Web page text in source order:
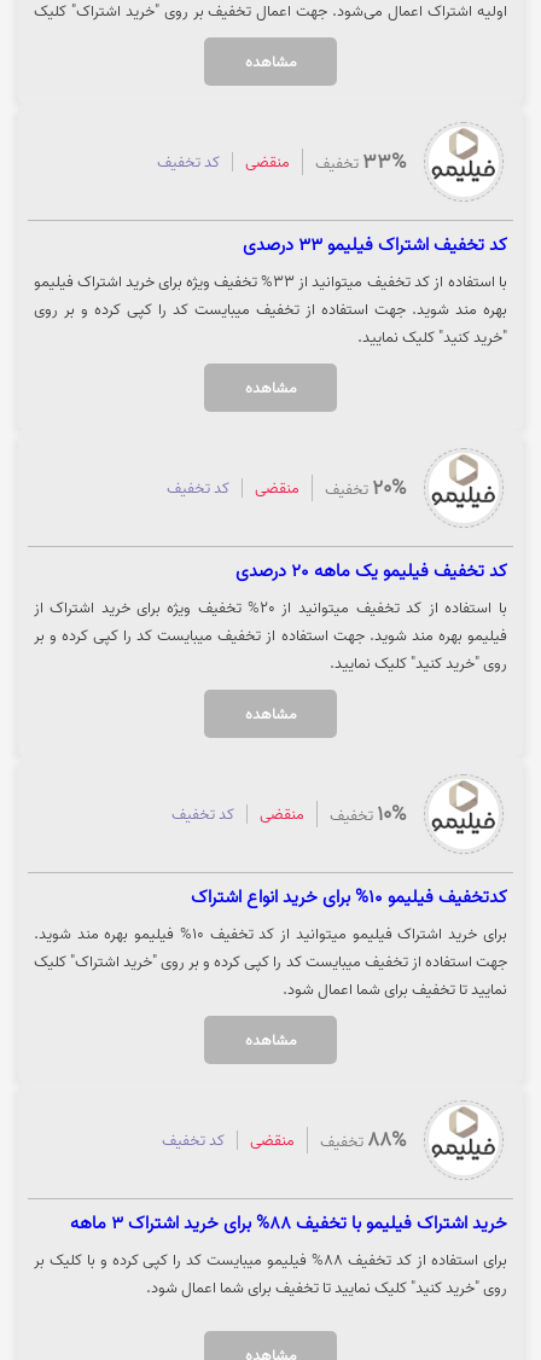
اولیه اشتراک اعمال می‌شود. جهت اعمال تخفیف بر روی "خرید اشتراک" کلیک
نمایید تا تخفیف در سایت فیلیمو برای شما منظور گردد
مشاهده
33% تخفیف منقضی کد تخفیف
کد تخفیف اشتراک فیلیمو 33 درصدی
با استفاده از کد تخفیف میتوانید از 33% تخفیف ویژه برای خرید اشتراک فیلیمو
بهره مند شوید. جهت استفاده از تخفیف میبایست کد را کپی کرده و بر روی
"خرید کنید" کلیک نمایید.
مشاهده
20% تخفیف منقضی کد تخفیف
کد تخفیف فیلیمو یک ماهه 20 درصدی
با استفاده از کد تخفیف میتوانید از 20% تخفیف ویژه برای خرید اشتراک از
فیلیمو بهره مند شوید. جهت استفاده از تخفیف میبایست کد را کپی کرده و بر
روی "خرید کنید" کلیک نمایید.
مشاهده
10% تخفیف منقضی کد تخفیف
کدتخفیف فیلیمو 10% برای خرید انواع اشتراک
برای خرید اشتراک فیلیمو میتوانید از کد تخفیف 10% فیلیمو بهره مند شوید.
جهت استفاده از تخفیف میبایست کد را کپی کرده و بر روی "خرید اشتراک" کلیک
نمایید تا تخفیف برای شما اعمال شود.
مشاهده
88% تخفیف منقضی کد تخفیف
خرید اشتراک فیلیمو با تخفیف 88% برای خرید اشتراک 3 ماهه
برای استفاده از کد تخفیف 88% فیلیمو میبایست کد را کپی کرده و با کلیک بر
روی "خرید کنید" کلیک نمایید تا تخفیف برای شما اعمال شود.
مشاهده